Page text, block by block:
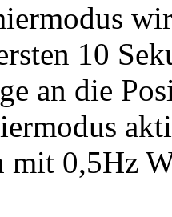
10
an die
mit 0,5Hz